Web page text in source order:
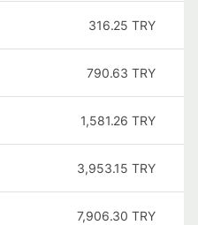
316.25 TRY
790.63 TRY
1,581.26 TRY
3,953.15 TRY
7,906.30 TRY